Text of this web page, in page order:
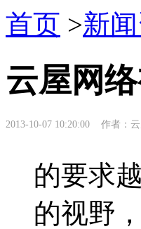
首页 >新
云屋网
2013-10-07 10:20:00 作者：
的要求
的视野